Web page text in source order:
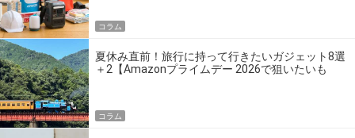
コラム
夏休み直前！旅行に持って行きたいガジェット8選
＋2【Amazonプライムデー 2026で狙いたいも
コラム